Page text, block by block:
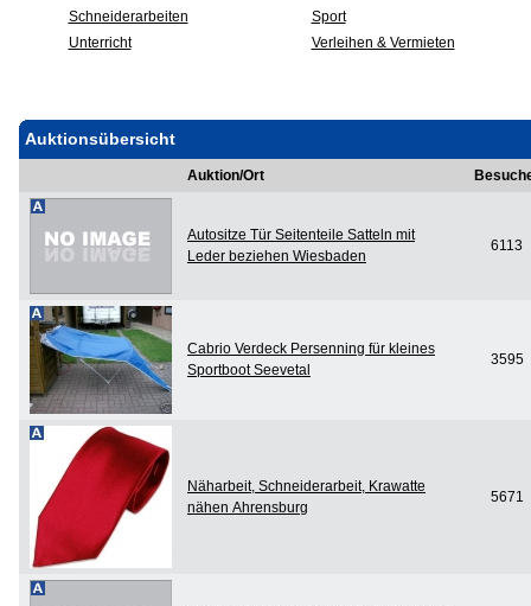
Schneiderarbeiten
Sport
Unterricht
Verleihen & Vermieten
Auktionsübersicht
Auktion/Ort
Autositze Tür Seitenteile Satteln mit
Leder beziehen Wiesbaden
6113
Cabrio Verdeck Persenning für kleines
Sportboot Seevetal
3595
Näharbeit, Schneiderarbeit, Krawatte
nähen Ahrensburg
5671